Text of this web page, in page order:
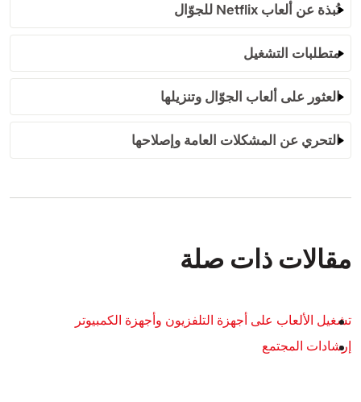
نُبذة عن ألعاب Netflix للجوّال
متطلبات التشغيل
العثور على ألعاب الجوّال وتنزيلها
التحري عن المشكلات العامة وإصلاحها
مقالات ذات صلة
تشغيل الألعاب على أجهزة التلفزيون وأجهزة الكمبيوتر
إرشادات المجتمع